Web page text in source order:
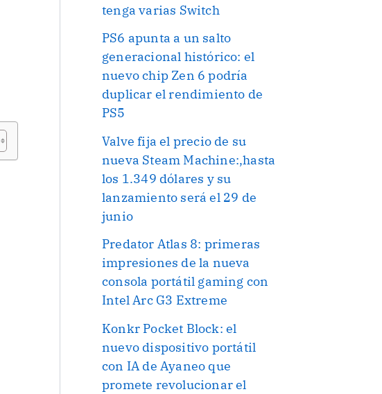
tenga varias Switch
PS6 apunta a un salto
generacional histórico: el
nuevo chip Zen 6 podría
duplicar el rendimiento de
PS5
Valve fija el precio de su
nueva Steam Machine:,hasta
los 1.349 dólares y su
lanzamiento será el 29 de
junio
Predator Atlas 8: primeras
impresiones de la nueva
consola portátil gaming con
Intel Arc G3 Extreme
Konkr Pocket Block: el
nuevo dispositivo portátil
con IA de Ayaneo que
promete revolucionar el